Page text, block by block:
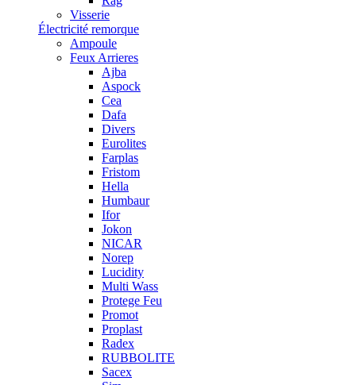
Visserie
Électricité remorque
Ampoule
Feux Arrieres
Ajba
Aspock
Cea
Dafa
Divers
Eurolites
Farplas
Fristom
Hella
Humbaur
Ifor
Jokon
NICAR
Norep
Lucidity
Multi Wass
Protege Feu
Promot
Proplast
Radex
RUBBOLITE
Sacex